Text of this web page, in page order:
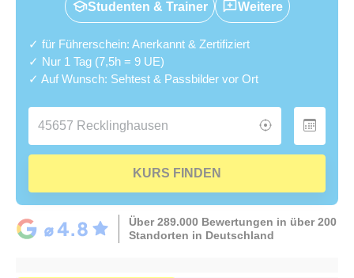
Studenten & Trainer Weitere
✓ für Führerschein: Anerkannt & Zertifiziert
✓ Nur 1 Tag (7,5h = 9 UE)
✓ Auf Wunsch: Sehtest & Passbilder vor Ort
KURS FINDEN
Über 289.000 Bewertungen in über 200
Standorten in Deutschland